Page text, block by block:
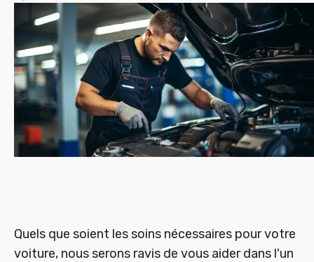
Quels que soient les soins nécessaires pour votre
voiture, nous serons ravis de vous aider dans l'un